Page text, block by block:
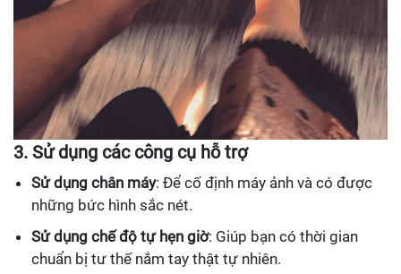
3. Sử dụng các công cụ hỗ trợ
Sử dụng chân máy: Để cố định máy ảnh và có được
những bức hình sắc nét.
Sử dụng chế độ tự hẹn giờ: Giúp bạn có thời gian
chuẩn bị tư thế nắm tay thật tự nhiên.